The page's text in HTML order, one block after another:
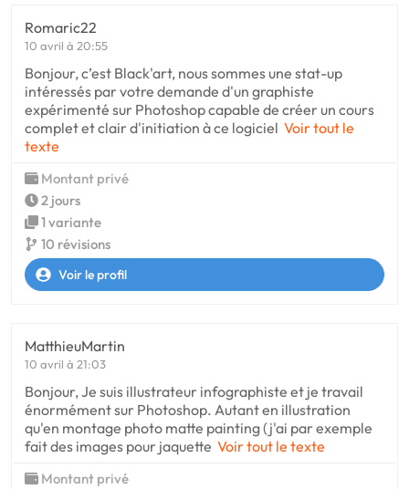
Romaric22
10 avril à 20:55
Bonjour, c’est Black'art, nous sommes une stat-up
intéressés par votre demande d'un graphiste
expérimenté sur Photoshop capable de créer un cours
complet et clair d'initiation à ce logiciel Voir tout le
texte
Montant privé
2 jours
1 variante
10 révisions
Voir le profil
MatthieuMartin
10 avril à 21:03
Bonjour, Je suis illustrateur infographiste et je travail
énormément sur Photoshop. Autant en illustration
qu'en montage photo matte painting (j'ai par exemple
fait des images pour jaquette Voir tout le texte
Montant privé